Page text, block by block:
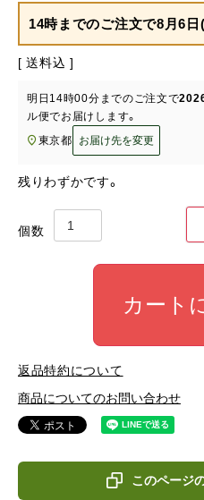
14時までのご注文で8月6日
送料込
明日 14時00分 までのご注文で
ル便でお届けします。
東京都
お届け先を変更
残りわずかです。
カート
返品特約について
商品についてのお問い合わせ
このページ